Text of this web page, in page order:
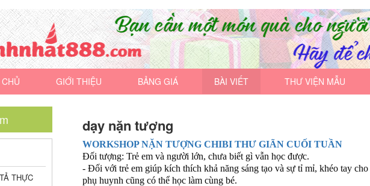
GIỚI THIỆU BẢNG GIÁ BÀI VIẾT THƯ VIỆN MẪU
THỰC
dạy nặn tượng
WORKSHOP NẶN TƯỢNG CHIBI THƯ GIÃN CUỐI TUẦN
Đối tượng: Trẻ em và người lớn, chưa biết gì vẫn học được.
- Đối với trẻ em giúp kích thích khả năng sáng tạo và sự tỉ mỉ, khéo tay cho
phụ huynh cũng có thể học làm cùng bé.